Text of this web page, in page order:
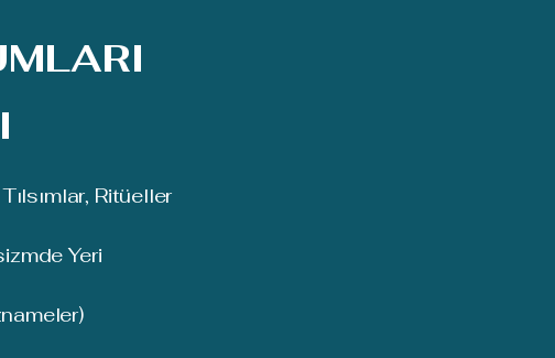
Ritüeller
Yeri